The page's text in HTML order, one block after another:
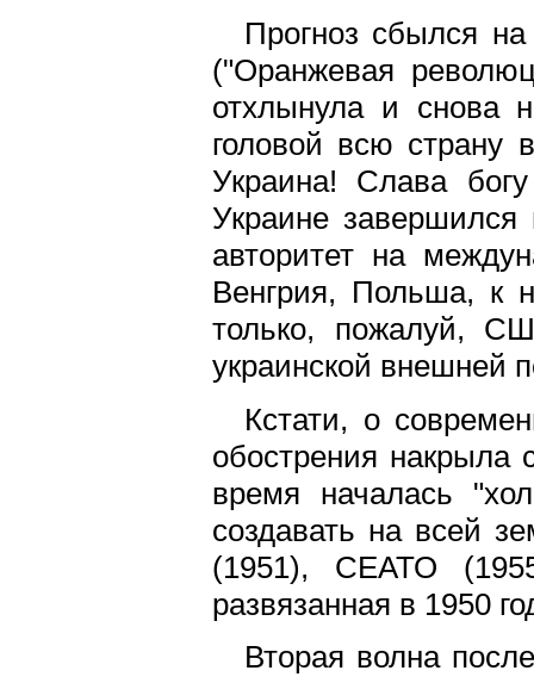
Прогноз сбылся
("Оранжевая
отхлынула и снова
головой всю страну
Украина! Слава
Украине завершился
авторитет на
Венгрия, Польша, к
только, пожалуй,
украинской внешней
Кстати, о
обострения накрыла
время началась
создавать на всей
(1951), СЕАТО
развязанная в 1950
Вторая волна